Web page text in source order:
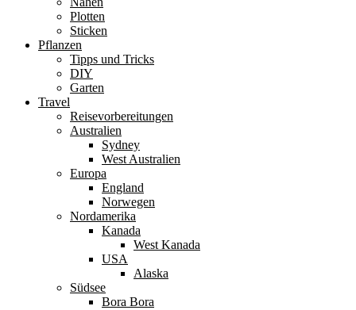
Plotten
Sticken
Pflanzen
Tipps und Tricks
DIY
Garten
Travel
Reisevorbereitungen
Australien
Sydney
West Australien
Europa
England
Norwegen
Nordamerika
Kanada
West Kanada
USA
Alaska
Südsee
Bora Bora